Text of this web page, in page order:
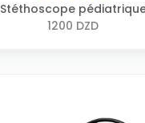
Stéthoscope
1200 DZD